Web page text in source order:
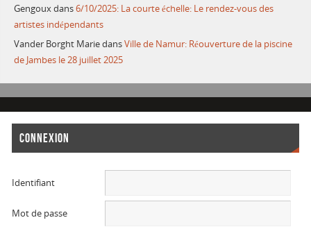
Gengouxdans6/10/2025: La courte échelle: Le rendez-vous des
artistes indépendants
Vander Borght MariedansVille de Namur: Réouverture de la piscine
de Jambes le 28 juillet 2025
CONNEXION
Identifiant
Mot de passe